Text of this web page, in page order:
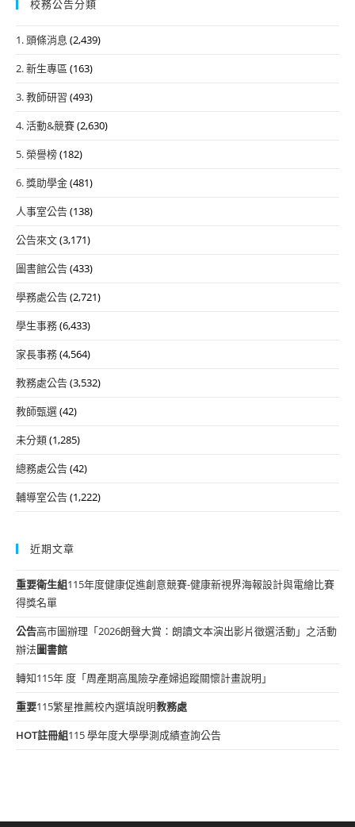
校務公告分類
1. 頭條消息 (2,439)
2. 新生專區 (163)
3. 教師研習 (493)
4. 活動&競賽(2,630)
5. 榮譽榜(182)
6. 獎助學金(481)
人事室公告(138)
公告來文(3,171)
圖書館公告(433)
學務處公告(2,721)
學生事務(6,433)
家長事務(4,564)
教務處公告(3,532)
教師甄選(42)
未分類(1,285)
總務處公告(42)
輔導室公告(1,222)
近期文章
重要衛生組115年度健康促進創意競賽-健康新視界海報設計與電繪比賽
得獎名單
公告高市圖辦理「2026朗聲大賞：朗讀文本演出影片徵選活動」之活動
辦法圖書館
轉知115年 度「周產期高風險孕產婦追蹤關懷計畫說明」
重要115繁星推薦校內選填說明教務處
HOT註冊組115 學年度大學學測成績查詢公告